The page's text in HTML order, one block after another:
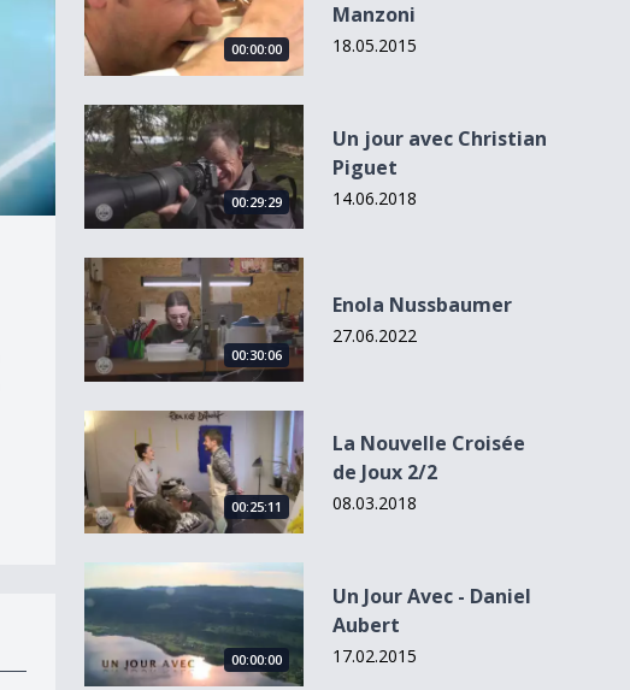
00:00:00
Manzoni
18.05.2015
Un jour avec Christian Piguet
00:29:29
Un jour avec Christian
Piguet
14.06.2018
Enola Nussbaumer
00:30:06
Enola Nussbaumer
27.06.2022
La Nouvelle Croisée de Joux 2/2
00:25:11
La Nouvelle Croisée
de Joux 2/2
08.03.2018
Un Jour Avec - Daniel Aubert
00:00:00
Un Jour Avec - Daniel
Aubert
17.02.2015